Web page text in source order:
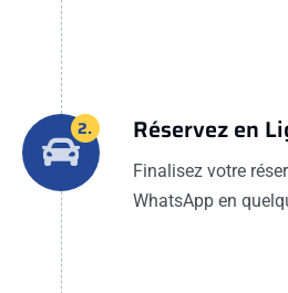
2. Réservez en
Finalisez votre
WhatsApp en